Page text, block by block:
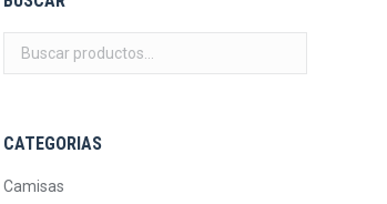
CATEGORIAS
Camisas